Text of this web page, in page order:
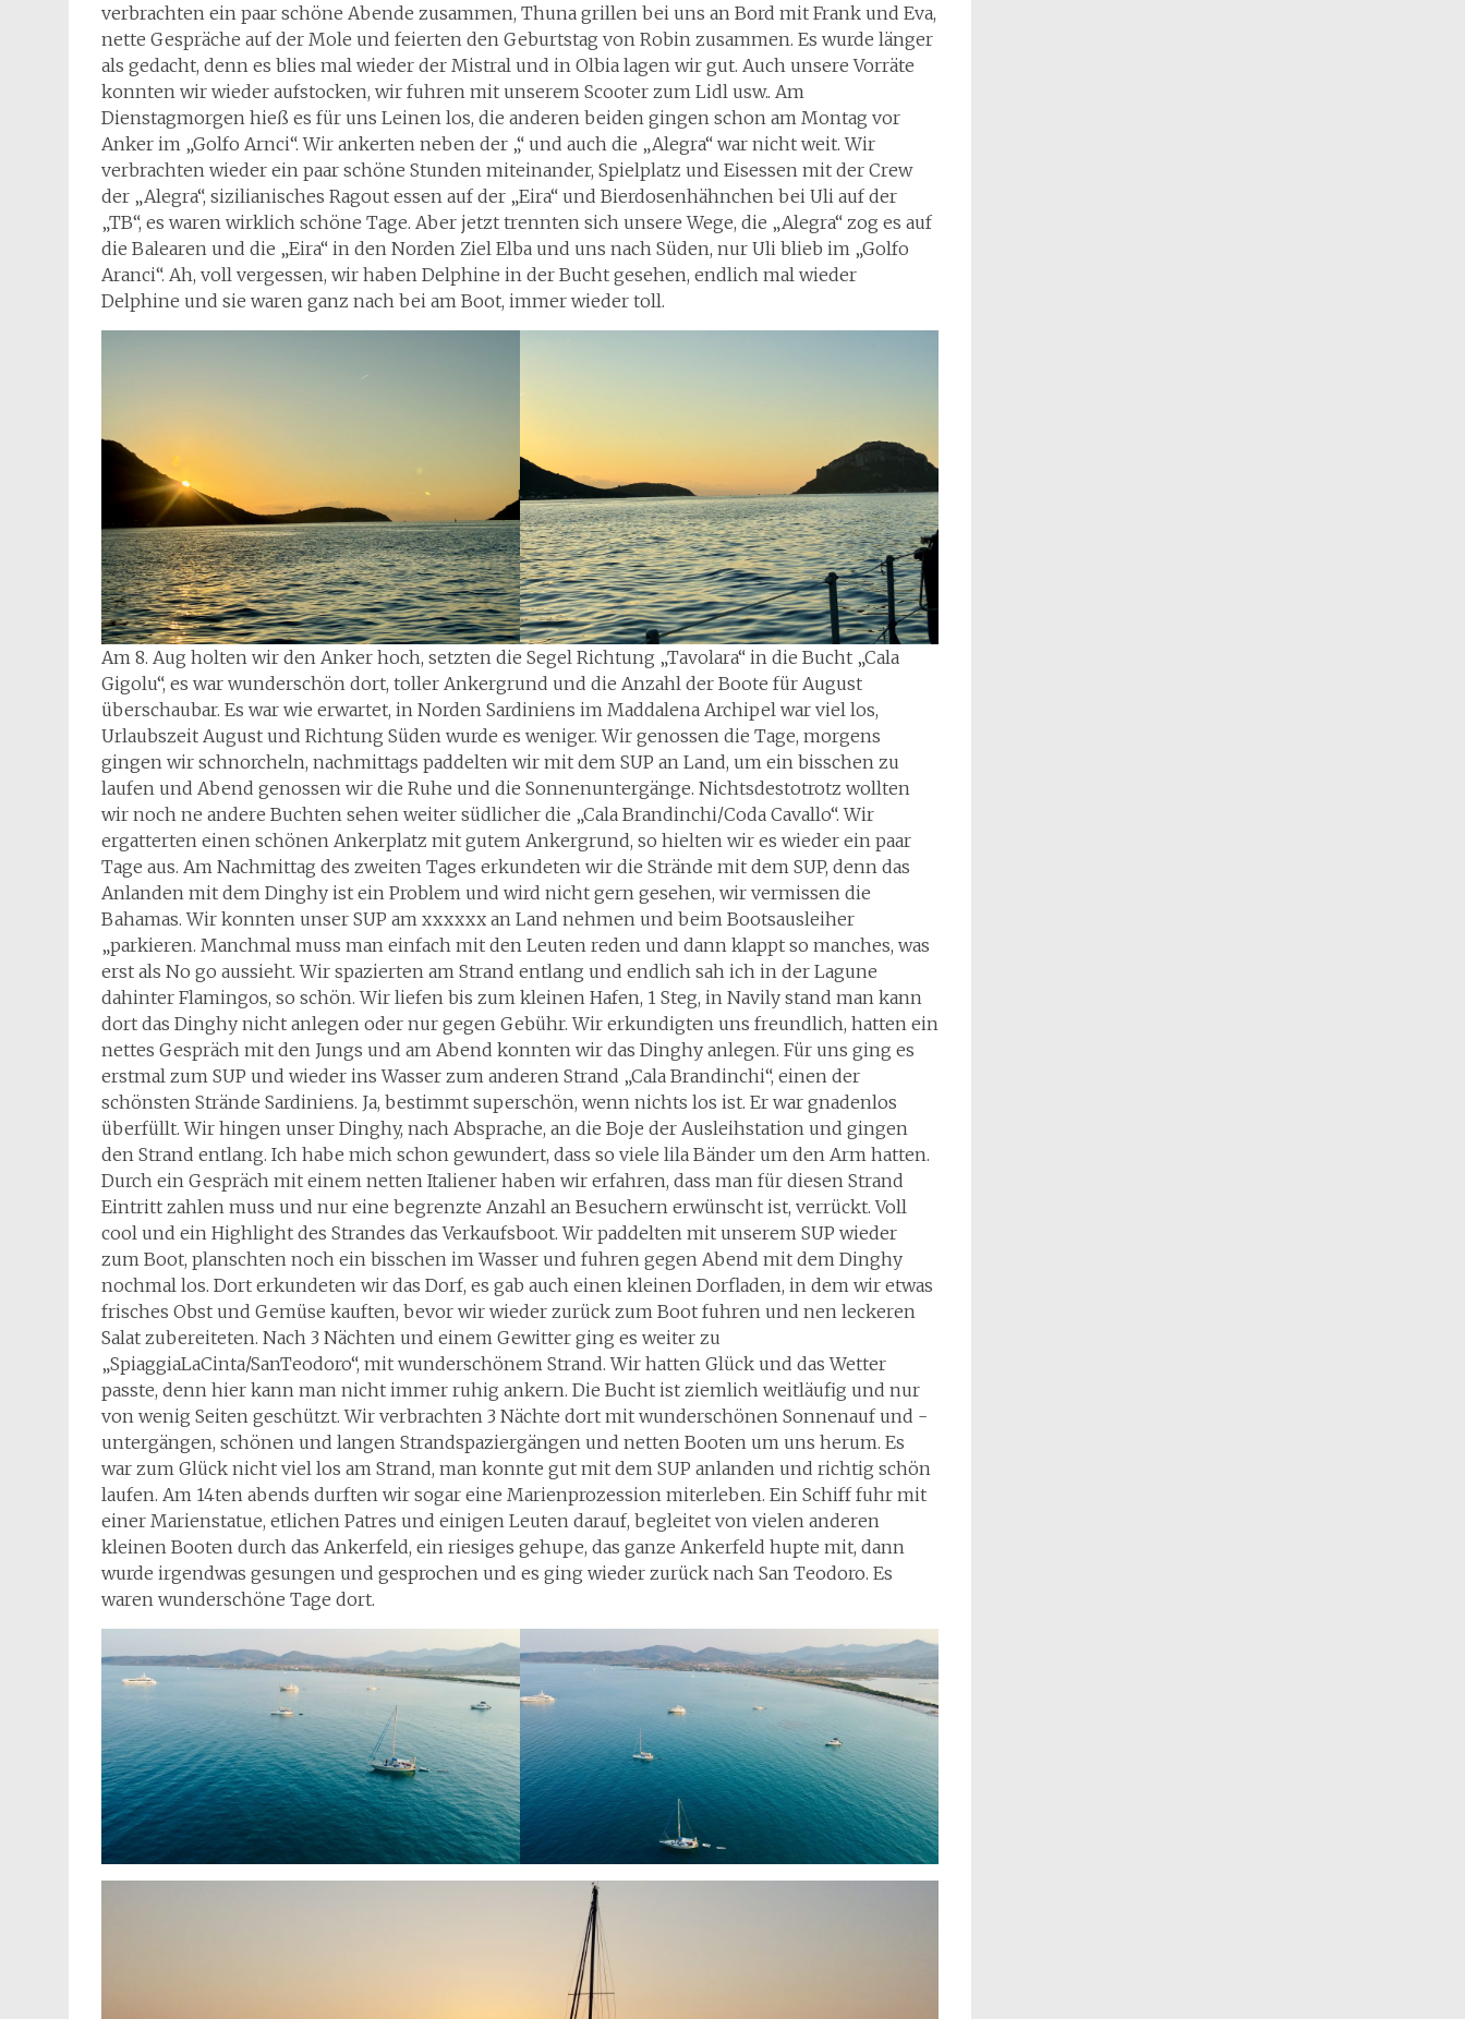
verbrachten ein paar schöne Abende zusammen, Thuna grillen bei uns an Bord mit Frank und Eva,
nette Gespräche auf der Mole und feierten den Geburtstag von Robin zusammen. Es wurde länger
als gedacht, denn es blies mal wieder der Mistral und in Olbia lagen wir gut. Auch unsere Vorräte
konnten wir wieder aufstocken, wir fuhren mit unserem Scooter zum Lidl usw.. Am
Dienstagmorgen hieß es für uns Leinen los, die anderen beiden gingen schon am Montag vor
Anker im „Golfo Arnci“. Wir ankerten neben der „“ und auch die „Alegra“ war nicht weit. Wir
verbrachten wieder ein paar schöne Stunden miteinander, Spielplatz und Eisessen mit der Crew
der „Alegra“, sizilianisches Ragout essen auf der „Eira“ und Bierdosenhähnchen bei Uli auf der
„TB“, es waren wirklich schöne Tage. Aber jetzt trennten sich unsere Wege, die „Alegra“ zog es auf
die Balearen und die „Eira“ in den Norden Ziel Elba und uns nach Süden, nur Uli blieb im „Golfo
Aranci“. Ah, voll vergessen, wir haben Delphine in der Bucht gesehen, endlich mal wieder
Delphine und sie waren ganz nach bei am Boot, immer wieder toll.
Am 8. Aug holten wir den Anker hoch, setzten die Segel Richtung „Tavolara“ in die Bucht „Cala
Gigolu“, es war wunderschön dort, toller Ankergrund und die Anzahl der Boote für August
überschaubar. Es war wie erwartet, in Norden Sardiniens im Maddalena Archipel war viel los,
Urlaubszeit August und Richtung Süden wurde es weniger. Wir genossen die Tage, morgens
gingen wir schnorcheln, nachmittags paddelten wir mit dem SUP an Land, um ein bisschen zu
laufen und Abend genossen wir die Ruhe und die Sonnenuntergänge. Nichtsdestotrotz wollten
wir noch ne andere Buchten sehen weiter südlicher die „Cala Brandinchi/Coda Cavallo“. Wir
ergatterten einen schönen Ankerplatz mit gutem Ankergrund, so hielten wir es wieder ein paar
Tage aus. Am Nachmittag des zweiten Tages erkundeten wir die Strände mit dem SUP, denn das
Anlanden mit dem Dinghy ist ein Problem und wird nicht gern gesehen, wir vermissen die
Bahamas. Wir konnten unser SUP am xxxxxx an Land nehmen und beim Bootsausleiher
„parkieren. Manchmal muss man einfach mit den Leuten reden und dann klappt so manches, was
erst als No go aussieht. Wir spazierten am Strand entlang und endlich sah ich in der Lagune
dahinter Flamingos, so schön. Wir liefen bis zum kleinen Hafen, 1 Steg, in Navily stand man kann
dort das Dinghy nicht anlegen oder nur gegen Gebühr. Wir erkundigten uns freundlich, hatten ein
nettes Gespräch mit den Jungs und am Abend konnten wir das Dinghy anlegen. Für uns ging es
erstmal zum SUP und wieder ins Wasser zum anderen Strand „Cala Brandinchi“, einen der
schönsten Strände Sardiniens. Ja, bestimmt superschön, wenn nichts los ist. Er war gnadenlos
überfüllt. Wir hingen unser Dinghy, nach Absprache, an die Boje der Ausleihstation und gingen
den Strand entlang. Ich habe mich schon gewundert, dass so viele lila Bänder um den Arm hatten.
Durch ein Gespräch mit einem netten Italiener haben wir erfahren, dass man für diesen Strand
Eintritt zahlen muss und nur eine begrenzte Anzahl an Besuchern erwünscht ist, verrückt. Voll
cool und ein Highlight des Strandes das Verkaufsboot. Wir paddelten mit unserem SUP wieder
zum Boot, planschten noch ein bisschen im Wasser und fuhren gegen Abend mit dem Dinghy
nochmal los. Dort erkundeten wir das Dorf, es gab auch einen kleinen Dorfladen, in dem wir etwas
frisches Obst und Gemüse kauften, bevor wir wieder zurück zum Boot fuhren und nen leckeren
Salat zubereiteten. Nach 3 Nächten und einem Gewitter ging es weiter zu
„SpiaggiaLaCinta/SanTeodoro“, mit wunderschönem Strand. Wir hatten Glück und das Wetter
passte, denn hier kann man nicht immer ruhig ankern. Die Bucht ist ziemlich weitläufig und nur
von wenig Seiten geschützt. Wir verbrachten 3 Nächte dort mit wunderschönen Sonnenauf und -
untergängen, schönen und langen Strandspaziergängen und netten Booten um uns herum. Es
war zum Glück nicht viel los am Strand, man konnte gut mit dem SUP anlanden und richtig schön
laufen. Am 14ten abends durften wir sogar eine Marienprozession miterleben. Ein Schiff fuhr mit
einer Marienstatue, etlichen Patres und einigen Leuten darauf, begleitet von vielen anderen
kleinen Booten durch das Ankerfeld, ein riesiges gehupe, das ganze Ankerfeld hupte mit, dann
wurde irgendwas gesungen und gesprochen und es ging wieder zurück nach San Teodoro. Es
waren wunderschöne Tage dort.